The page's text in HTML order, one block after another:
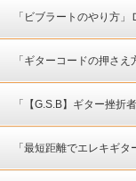
「ビブラートのやり方
「ギターコードの押さ
た！
「【G.S.B】ギター挫
してみました！
「最短距離でエレキギ